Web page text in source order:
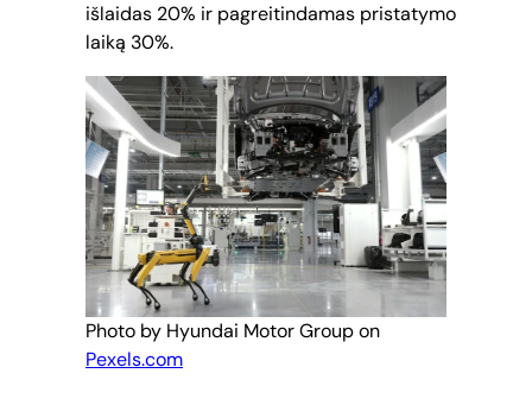
išlaidas 20% ir pagreitindamas pristatymo
laiką 30%.
Photo by Hyundai Motor Group on
Pexels.com